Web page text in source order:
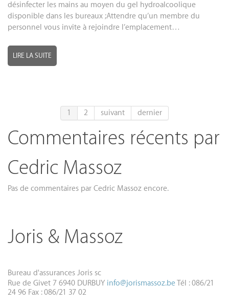
désinfecter les mains au moyen du gel hydroalcoolique
disponible dans les bureaux ;Attendre qu’un membre du
personnel vous invite à rejoindre l’emplacement…
LIRE LA SUITE
1 2 suivant dernier
Commentaires récents par
Cedric Massoz
Pas de commentaires par Cedric Massoz encore.
Joris & Massoz
Bureau d'assurances Joris sc
Rue de Givet 7 6940 DURBUY info@jorismassoz.beTél : 086/21
24 96 Fax : 086/21 37 02